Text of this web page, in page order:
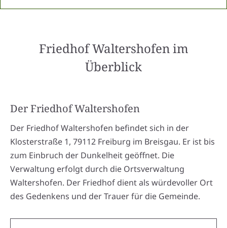
Friedhof Waltershofenim
Überblick
Der Friedhof Waltershofen
Der Friedhof Waltershofen befindet sich in der
Klosterstraße 1, 79112 Freiburg im Breisgau. Er ist bis
zum Einbruch der Dunkelheit geöffnet. Die
Verwaltung erfolgt durch die Ortsverwaltung
Waltershofen. Der Friedhof dient als würdevoller Ort
des Gedenkens und der Trauer für die Gemeinde.